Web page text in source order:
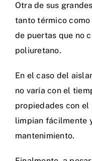
Otra de sus
tanto térmico
de puertas que no
poliuretano.
En el caso del
no varía con el
propiedades con el
limpian fácilmente
mantenimiento.